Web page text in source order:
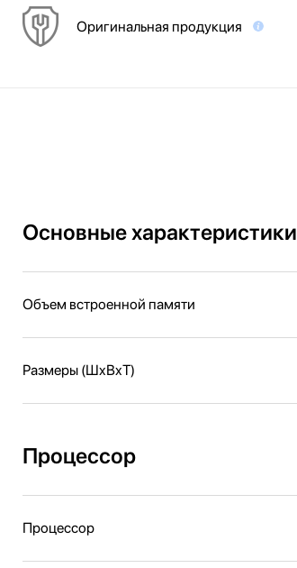
Оригинальная продукция
Основные характеристики
Объем встроенной памяти
Размеры (ШxВxТ)
Процессор
Процессор